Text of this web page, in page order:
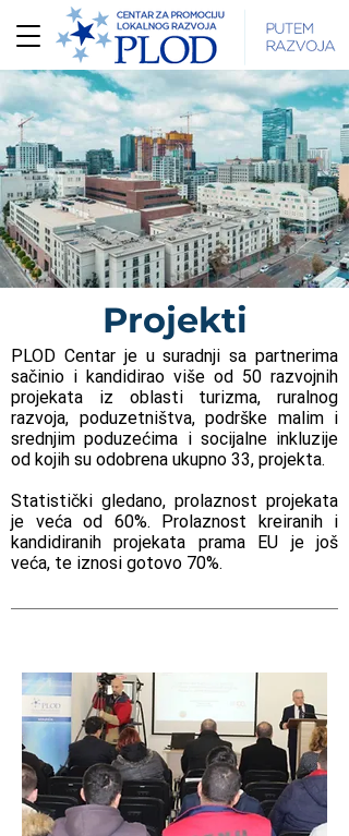
Projekti
PLOD Centar je u suradnji sa partnerima
sačinio i kandidirao više od 50 razvojnih
projekata iz oblasti turizma, ruralnog
razvoja, poduzetništva, podrške malim i
srednjim poduzećima i socijalne inkluzije
od kojih su odobrena ukupno 33, projekta.
Statistički gledano, prolaznost projekata
je veća od 60%. Prolaznost kreiranih i
kandidiranih projekata prama EU je još
veća, te iznosi gotovo 70%.